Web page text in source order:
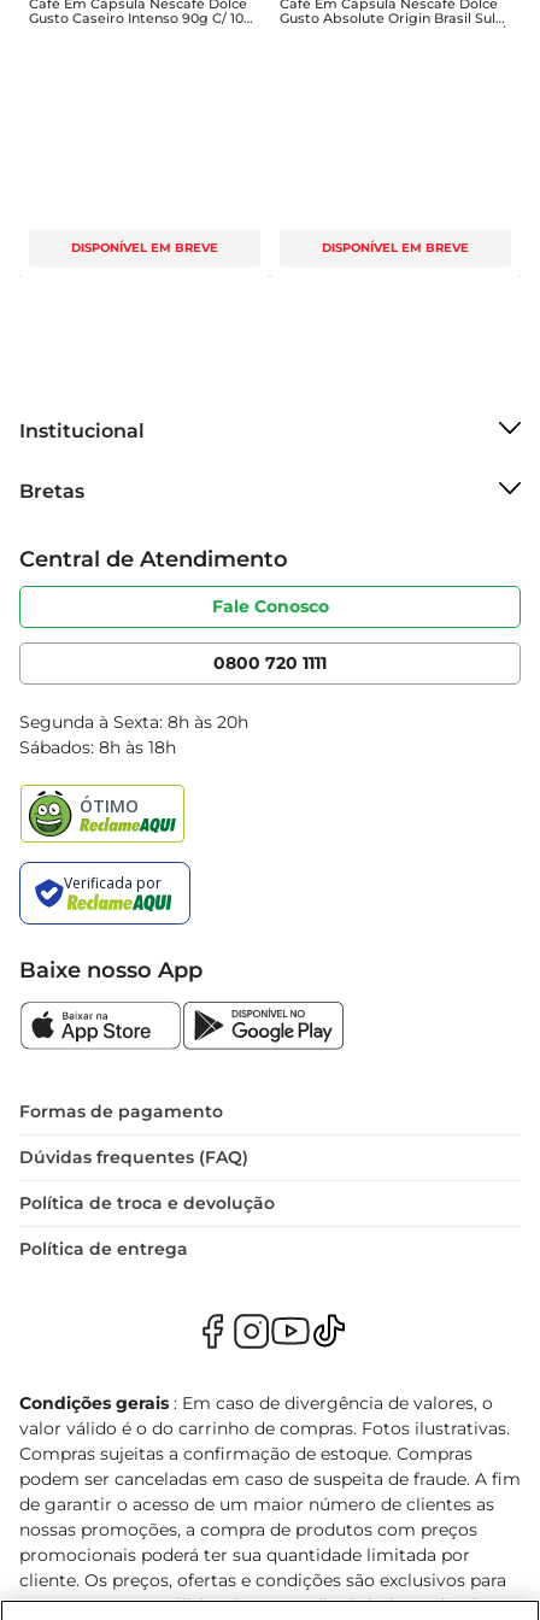
Gusto Caseiro Intenso 90g C/ 10
Unid
DISPONÍVEL EM BREVE
Gusto Absolute Origin Brasil Sul
De Minas Lungo Orgânico 80g C/
DISPONÍVEL EM BREVE
Institucional
Grupo Cencosud
Sobre privacidade
Portal do fornecedor
Cencosud Media
Bretas
Produtos Bretas
Código de ética
Serviços
Clube Bretas
Blog Bretas
Black Friday
Central de Atendimento
Fale Conosco
0800 720 1111
Segunda à Sexta: 8h às 20h
Sábados: 8h às 18h
Baixe nosso App
Formas de pagamento
Dúvidas frequentes (FAQ)
Política de troca e devolução
Política de entrega
Condições gerais : Em caso de divergência de valores, o
valor válido é o do carrinho de compras. Fotos ilustrativas.
Compras sujeitas a confirmação de estoque. Compras
podem ser canceladas em caso de suspeita de fraude. A fim
de garantir o acesso de um maior número de clientes as
nossas promoções, a compra de produtos com preços
promocionais poderá ter sua quantidade limitada por
cliente. Os preços, ofertas e condições são exclusivos para
o e-commerce e válidos durante o dia de hoje, podendo